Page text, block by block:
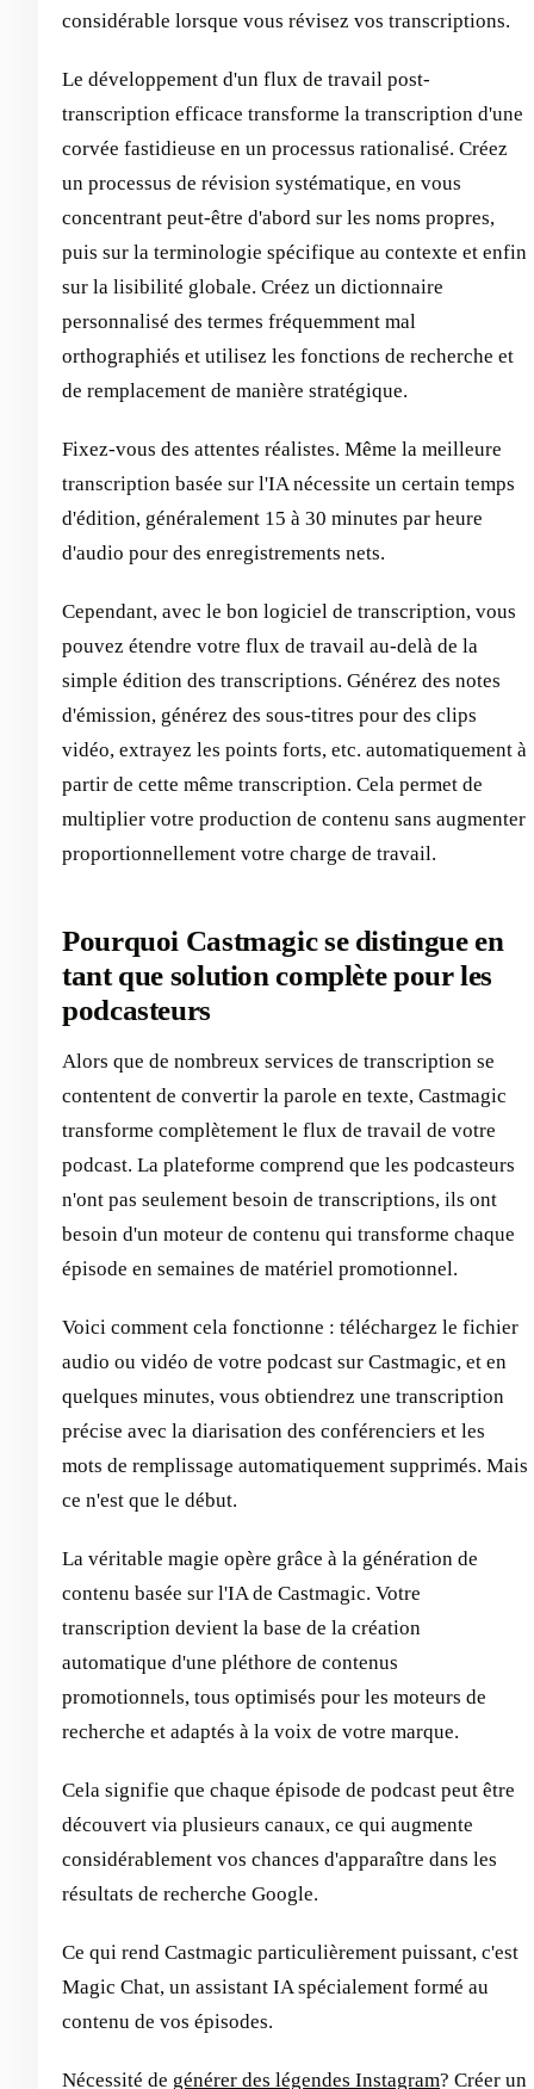
considérable lorsque vous révisez vos transcriptions.
Le développement d'un flux de travail post-
transcription efficace transforme la transcription d'une
corvée fastidieuse en un processus rationalisé. Créez
un processus de révision systématique, en vous
concentrant peut-être d'abord sur les noms propres,
puis sur la terminologie spécifique au contexte et enfin
sur la lisibilité globale. Créez un dictionnaire
personnalisé des termes fréquemment mal
orthographiés et utilisez les fonctions de recherche et
de remplacement de manière stratégique.
Fixez-vous des attentes réalistes. Même la meilleure
transcription basée sur l'IA nécessite un certain temps
d'édition, généralement 15 à 30 minutes par heure
d'audio pour des enregistrements nets.
Cependant, avec le bon logiciel de transcription, vous
pouvez étendre votre flux de travail au-delà de la
simple édition des transcriptions. Générez des notes
d'émission, générez des sous-titres pour des clips
vidéo, extrayez les points forts, etc. automatiquement à
partir de cette même transcription. Cela permet de
multiplier votre production de contenu sans augmenter
proportionnellement votre charge de travail.
Pourquoi Castmagic se distingue en
tant que solution complète pour les
podcasteurs
Alors que de nombreux services de transcription se
contentent de convertir la parole en texte, Castmagic
transforme complètement le flux de travail de votre
podcast. La plateforme comprend que les podcasteurs
n'ont pas seulement besoin de transcriptions, ils ont
besoin d'un moteur de contenu qui transforme chaque
épisode en semaines de matériel promotionnel.
Voici comment cela fonctionne : téléchargez le fichier
audio ou vidéo de votre podcast sur Castmagic, et en
quelques minutes, vous obtiendrez une transcription
précise avec la diarisation des conférenciers et les
mots de remplissage automatiquement supprimés. Mais
ce n'est que le début.
La véritable magie opère grâce à la génération de
contenu basée sur l'IA de Castmagic. Votre
transcription devient la base de la création
automatique d'une pléthore de contenus
promotionnels, tous optimisés pour les moteurs de
recherche et adaptés à la voix de votre marque.
Cela signifie que chaque épisode de podcast peut être
découvert via plusieurs canaux, ce qui augmente
considérablement vos chances d'apparaître dans les
résultats de recherche Google.
Ce qui rend Castmagic particulièrement puissant, c'est
Magic Chat, un assistant IA spécialement formé au
contenu de vos épisodes.
Nécessité de générer des légendes Instagram? Créer un